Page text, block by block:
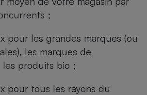
;
pour les grandes marques (ou
les marques de
produits bio ;
pour tous les rayons du